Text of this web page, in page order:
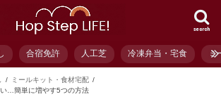
search
合宿免許 人工芝 冷凍弁当・宅食 ミ
ミールキット・食材宅配
…簡単に増やす5つの方法